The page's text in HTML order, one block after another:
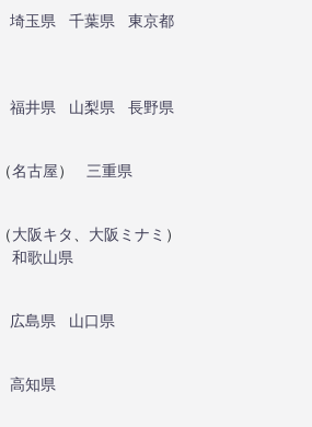
埼玉県 千葉県
東京都
福井県 山梨県
長野県
（名古屋）
三重県
（大阪キタ、 大阪ミナミ ）
和歌山県
広島県
山口県
高知県